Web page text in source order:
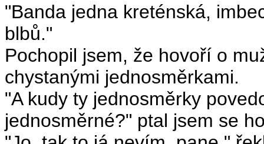
"Banda jedna kreténská,
blbů."
Pochopil jsem, že hovoří o
chystanými jednosměrkami.
"A kudy ty jednosměrky
jednosměrné?" ptal jsem se